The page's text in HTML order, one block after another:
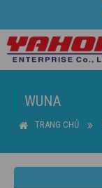
WUNA
TRANG CHỦ